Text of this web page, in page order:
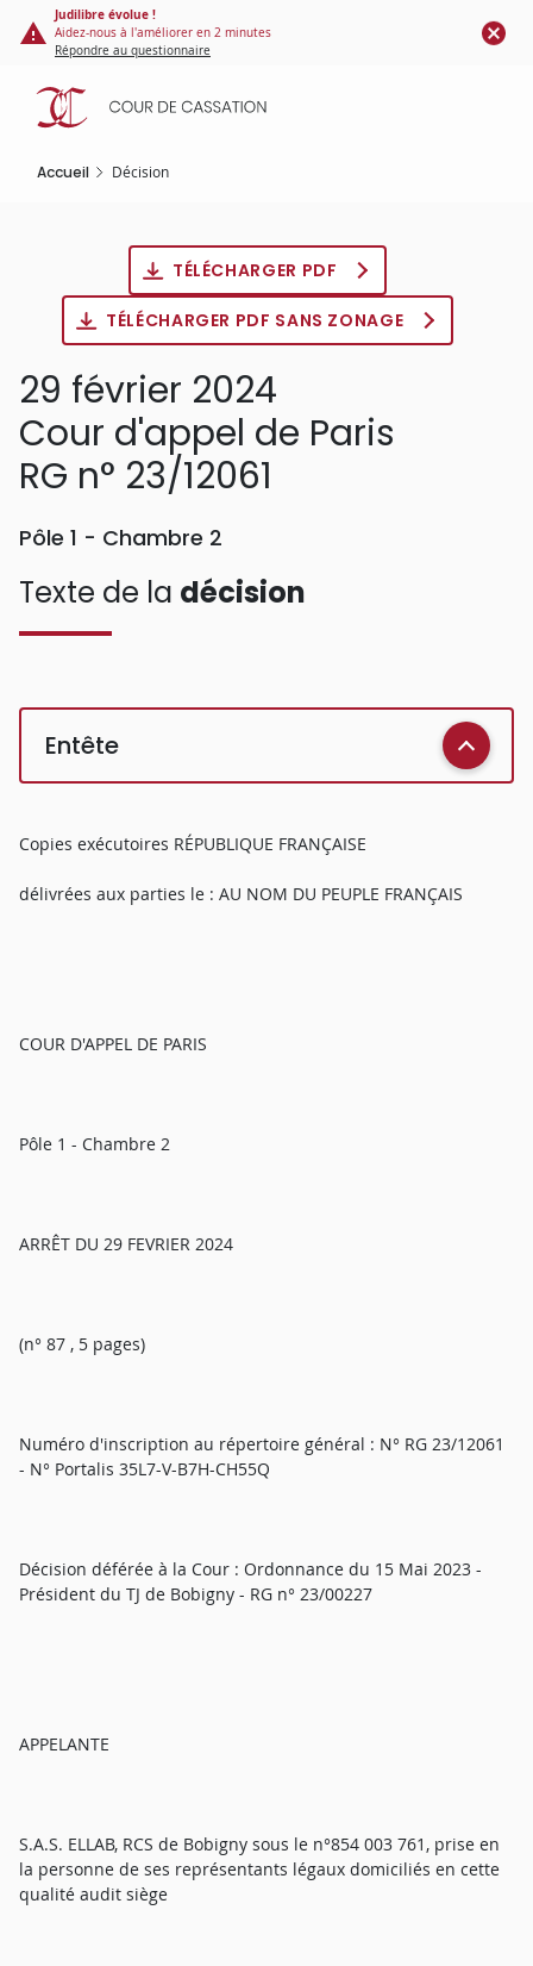
Panneau de gestion des cookies
contenu
principal
Judilibre évolue !
Aidez-nous à l'améliorer en 2 minutes
Répondre au questionnaire
Accueil Décision
TÉLÉCHARGER PDF
TÉLÉCHARGER PDF SANS ZONAGE
29 février 2024
Cour d'appel de Paris
RG n° 23/12061
Pôle 1 - Chambre 2
Texte de la décision
Entête
Copies exécutoires RÉPUBLIQUE FRANÇAISE
délivrées aux parties le : AU NOM DU PEUPLE FRANÇAIS
COUR D'APPEL DE PARIS
Pôle 1 - Chambre 2
ARRÊT DU 29 FEVRIER 2024
(n° 87 , 5 pages)
Numéro d'inscription au répertoire général : N° RG 23/12061
- N° Portalis 35L7-V-B7H-CH55Q
Décision déférée à la Cour : Ordonnance du 15 Mai 2023 -
Président du TJ de Bobigny - RG n° 23/00227
APPELANTE
S.A.S. ELLAB, RCS de Bobigny sous le n°854 003 761, prise en
la personne de ses représentants légaux domiciliés en cette
qualité audit siège